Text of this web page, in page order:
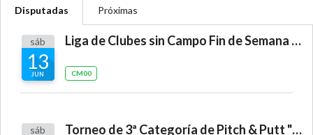
Disputadas Próximas
sáb
13
JUN
Liga de Clubes sin Campo Fin de Semana "Layos"
CM00
sáb Torneo de 3ª Categoría de Pitch & Putt "Las Encinas de Boadilla"